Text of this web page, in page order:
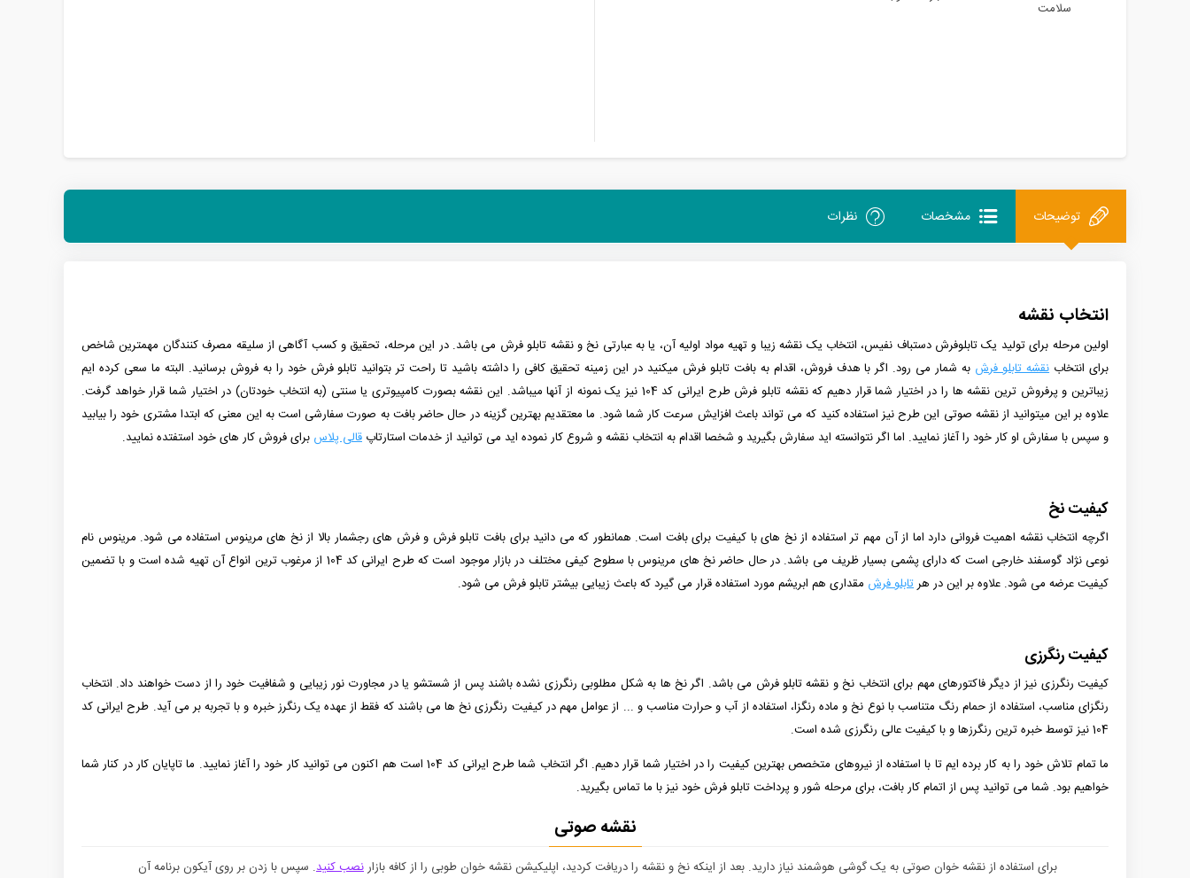
سلامت
توضیحات مشخصات نظرات
انتخاب نقشه
اولین مرحله برای تولید یک تابلوفرش دستباف نفیس، انتخاب یک نقشه زیبا و تهیه مواد اولیه آن، یا به عبارتی نخ و نقشه تابلو فرش می باشد. در این مرحله، تحقیق و کسب آگاهی از سلیقه مصرف کنندگان مهمترین شاخص
برای انتخاب نقشه تابلو فرش به شمار می رود. اگر با هدف فروش، اقدام به بافت تابلو فرش میکنید در این زمینه تحقیق کافی را داشته باشید تا راحت تر بتوانید تابلو فرش خود را به فروش برسانید. البته ما سعی کرده ایم
زیباترین و پرفروش ترین نقشه ها را در اختیار شما قرار دهیم که نقشه تابلو فرش طرح ایرانی کد 104 نیز یک نمونه از آنها میباشد. این نقشه بصورت کامپیوتری یا سنتی (به انتخاب خودتان) در اختیار شما قرار خواهد گرفت.
علاوه بر این میتوانید از نقشه صوتی این طرح نیز استفاده کنید که می تواند باعث افزایش سرعت کار شما شود. ما معتقدیم بهترین گزینه در حال حاضر بافت به صورت سفارشی است به این معنی که ابتدا مشتری خود را بیابید
و سپس با سفارش او کار خود را آغاز نمایید. اما اگر نتوانسته اید سفارش بگیرید و شخصا اقدام به انتخاب نقشه و شروع کار نموده اید می توانید از خدمات استارتاپ قالی پلاس برای فروش کار های خود استفتده نمایید.
کیفیت نخ
اگرچه انتخاب نقشه اهمیت فروانی دارد اما از آن مهم تر استفاده از نخ های با کیفیت برای بافت است. همانطور که می دانید برای بافت تابلو فرش و فرش های رجشمار بالا از نخ های مرینوس استفاده می شود. مرینوس نام
نوعی نژاد گوسفند خارجی است که دارای پشمی بسیار ظریف می باشد. در حال حاضر نخ های مرینوس با سطوح کیفی مختلف در بازار موجود است که طرح ایرانی کد 104 از مرغوب ترین انواع آن تهیه شده است و با تضمین
کیفیت عرضه می شود. علاوه بر این در هرتابلو فرش مقداری هم ابریشم مورد استفاده قرار می گیرد که باعث زیبایی بیشتر تابلو فرش می شود.
کیفیت رنگرزی
کیفیت رنگرزی نیز از دیگر فاکتورهای مهم برای انتخاب نخ و نقشه تابلو فرش می باشد. اگر نخ ها به شکل مطلوبی رنگرزی نشده باشند پس از شستشو یا در مجاورت نور زیبایی و شفافیت خود را از دست خواهند داد. انتخاب
رنگزای مناسب، استفاده از حمام رنگ متناسب با نوع نخ و ماده رنگزا، استفاده از آب و حرارت مناسب و ... از عوامل مهم در کیفیت رنگرزی نخ ها می باشند که فقط از عهده یک رنگرز خبره و با تجربه بر می آید. طرح ایرانی کد
104 نیز توسط خبره ترین رنگرزها و با کیفیت عالی رنگرزی شده است.
ما تمام تلاش خود را به کار برده ایم تا با استفاده از نیروهای متخصص بهترین کیفیت را در اختیار شما قرار دهیم. اگر انتخاب شما طرح ایرانی کد 104 است هم اکنون می توانید کار خود را آغاز نمایید. ما تاپایان کار در کنار شما
خواهیم بود. شما می توانید پس از اتمام کار بافت، برای مرحله شور و پرداخت تابلو فرش خود نیز با ما تماس بگیرید.
نقشه صوتی
برای استفاده از نقشه خوان صوتی به یک گوشی هوشمند نیاز دارید. بعد از اینکه نخ و نقشه را دریافت کردید، اپلیکیشن نقشه خوان طوبی را از کافه بازارنصب کنید. سپس با زدن بر روی آیکون برنامه آن